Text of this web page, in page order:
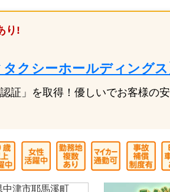
り!
」を取得！優しいでお客様の